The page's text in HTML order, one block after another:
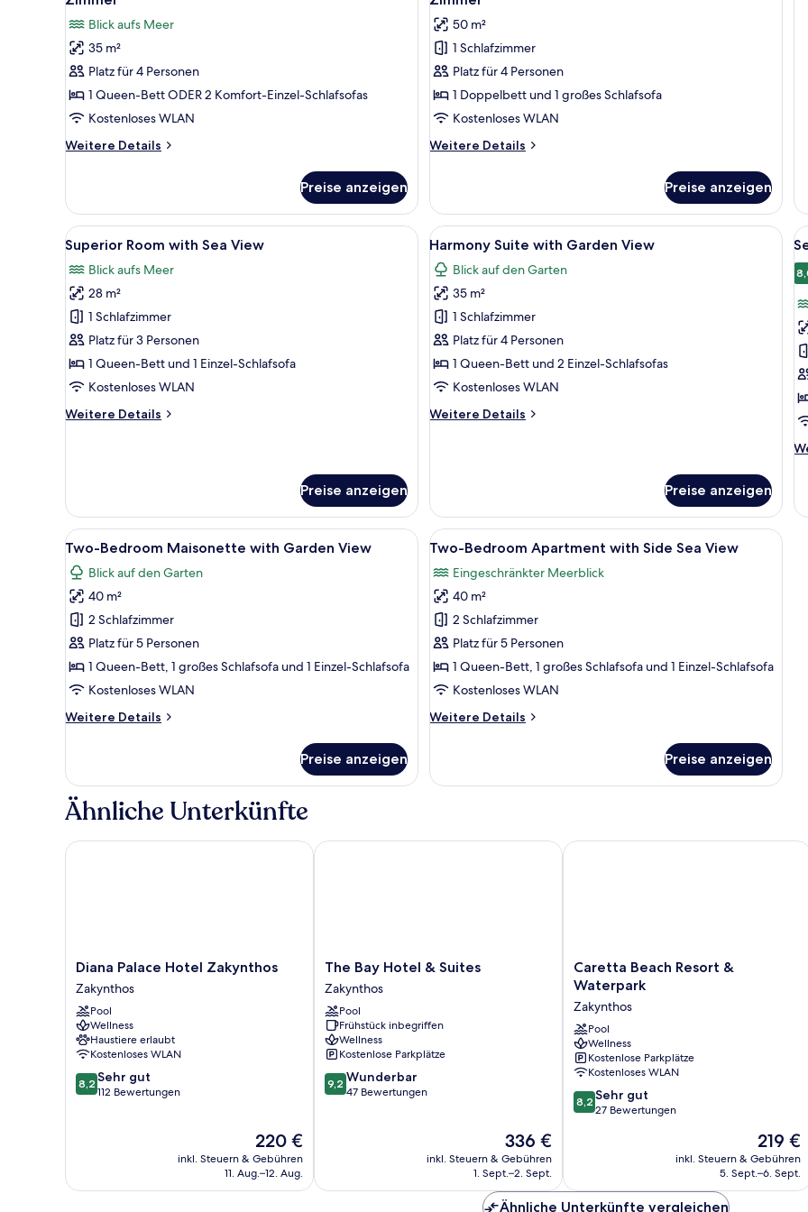
Blick aufs Meer
35 m²
Platz für 4 Personen
1 Queen-Bett ODER 2 Komfort-Einzel-Schlafsofas
Kostenloses WLAN
Weitere Details
Weitere
Preise anzeigen
50 m²
1 Schlafzimmer
Platz für 4 Personen
1 Doppelbett und 1 großes Schlafsofa
Kostenloses WLAN
Weitere Details
Weitere
Preise anzeigen
Alle
Fotos
für
Superior
Room
with
Sea
View
Ein Hotelzimmer mit Bett, Schreibtisch, Stuhl, einer Zimmerpflanze und einem Balkon mit Blick.
8
Superior Room with Sea View
Blick aufs Meer
28 m²
1 Schlafzimmer
Platz für 3 Personen
1 Queen-Bett und 1 Einzel-Schlafsofa
Kostenloses WLAN
Weitere Details
Weitere
Sea
View
Preise anzeigen
Alle
Fotos
für
Harmony
Suite
with
Garden
View
Ein Schlafzimmer mit Bett,
6
Harmony Suite with Garden View
Blick auf den Garten
35 m²
1 Schlafzimmer
Platz für 4 Personen
1 Queen-Bett und 2 Einzel-Schlafsofas
Kostenloses WLAN
Weitere Details
Weitere
Garden
View
Preise anzeigen
Alle
Fotos
für
Two-
Bedroom
Maisonette
with
Garden
anzeigen
Ein Schlafzimmer mit Bett, Schreibtisch, Stuhl, einer Zimmerpflanze und einem Balkon mit Blick auf
6
Two-Bedroom Maisonette with Garden View
Blick auf den Garten
40 m²
2 Schlafzimmer
Platz für 5 Personen
1 Queen-Bett, 1 großes Schlafsofa und 1 Einzel-Schlafsofa
Kostenloses WLAN
Weitere Details
Weitere
Bedroom
Maisonette
with
View
Preise anzeigen
Alle
Fotos
für
Two-
Bedroom
Apartment
with
Side
View
Ein Schlafzimmer mit Balkon, Bett
5
Two-Bedroom Apartment with Side Sea View
Eingeschränkter Meerblick
40 m²
2 Schlafzimmer
Platz für 5 Personen
1 Queen-Bett, 1 großes Schlafsofa und 1 Einzel-Schlafsofa
Kostenloses WLAN
Weitere Details
Weitere
Bedroom
Sea
Preise anzeigen
Ähnliche Unterkünfte
Diana
Palace
Hotel
Zakynthos
Zakynthos
Diana Palace Hotel Zakynthos
Zakynthos
Pool
Wellness
Haustiere erlaubt
Kostenloses WLAN
8.2
von
8,2 Sehr gut
112 Bewertungen
Der
Preis
beträgt
220 €
inkl. Steuern & Gebühren
11. Aug.–12. Aug.
Diana Palace Hotel Zakynthos
The
Bay
Hotel
&
Suites
Zakynthos
The Bay Hotel & Suites
Zakynthos
Pool
Frühstück inbegriffen
Wellness
Kostenlose Parkplätze
9.2
von
9,2 Wunderbar
47 Bewertungen
Der
Preis
beträgt
336 €
inkl. Steuern & Gebühren
1. Sept.–2. Sept.
The Bay Hotel & Suites
Caretta
Beach
&
Waterpark
Zakynthos
Caretta Beach Resort &
Waterpark
Zakynthos
Pool
Wellness
Kostenlose Parkplätze
Kostenloses WLAN
8.2
von
Bewertungen
8,2 Sehr gut
27 Bewertungen
Der
Preis
beträgt
219 €
inkl. Steuern & Gebühren
5. Sept.–6. Sept.
Caretta Beach Resort & Waterpark
Ähnliche Unterkünfte vergleichen